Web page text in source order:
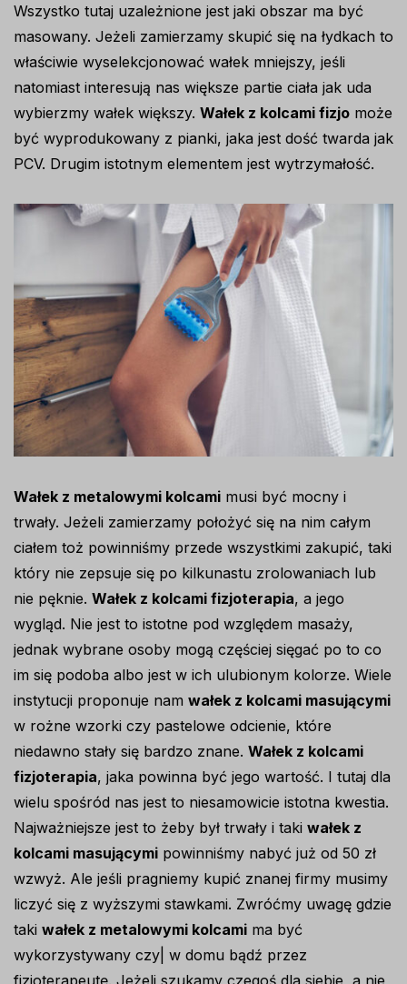
Wszystko tutaj uzależnione jest jaki obszar ma być
masowany. Jeżeli zamierzamy skupić się na łydkach to
właściwie wyselekcjonować wałek mniejszy, jeśli
natomiast interesują nas większe partie ciała jak uda
wybierzmy wałek większy. Wałek z kolcami fizjo może
być wyprodukowany z pianki, jaka jest dość twarda jak
PCV. Drugim istotnym elementem jest wytrzymałość.
Wałek z metalowymi kolcami musi być mocny i
trwały. Jeżeli zamierzamy położyć się na nim całym
ciałem toż powinniśmy przede wszystkimi zakupić, taki
który nie zepsuje się po kilkunastu zrolowaniach lub
nie pęknie. Wałek z kolcami fizjoterapia, a jego
wygląd. Nie jest to istotne pod względem masaży,
jednak wybrane osoby mogą częściej sięgać po to co
im się podoba albo jest w ich ulubionym kolorze. Wiele
instytucji proponuje nam wałek z kolcami masującymi
w rożne wzorki czy pastelowe odcienie, które
niedawno stały się bardzo znane. Wałek z kolcami
fizjoterapia, jaka powinna być jego wartość. I tutaj dla
wielu spośród nas jest to niesamowicie istotna kwestia.
Najważniejsze jest to żeby był trwały i taki wałek z
kolcami masującymi powinniśmy nabyć już od 50 zł
wzwyż. Ale jeśli pragniemy kupić znanej firmy musimy
liczyć się z wyższymi stawkami. Zwróćmy uwagę gdzie
taki wałek z metalowymi kolcami ma być
wykorzystywany czy| w domu bądź przez